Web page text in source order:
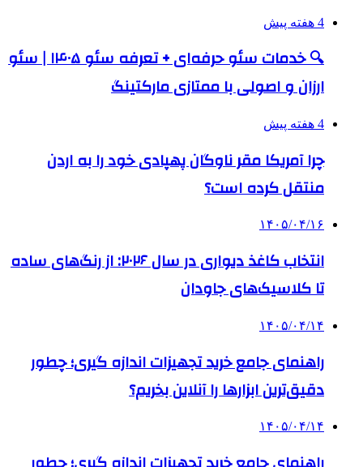
4 هفته پیش
🔍 خدمات سئو حرفه‌ای + تعرفه سئو ۱۴۰۵ | سئو
ارزان و اصولی با ممتازی مارکتینگ
4 هفته پیش
چرا آمریکا مقر ناوگان پهپادی خود را به اردن
منتقل کرده است؟
۱۴۰۵/۰۴/۱۶
انتخاب کاغذ دیواری در سال ۲۰۲۶: از رنگ‌های ساده
تا کلاسیک‌های جاودان
۱۴۰۵/۰۴/۱۴
راهنمای جامع خرید تجهیزات اندازه گیری؛ چطور
دقیق‌ترین ابزارها را آنلاین بخریم؟
۱۴۰۵/۰۴/۱۴